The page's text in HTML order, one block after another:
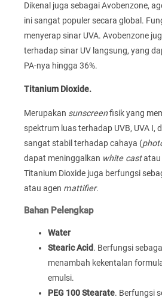
Dikenal juga sebagai Avobenzone,
ini sangat populer secara global.
menyerap sinar UVA. Avobenzone
terhadap sinar UV langsung, yang
PA-nya hingga 36%.
Titanium Dioxide.
Merupakan sunscreenfisik yang
spektrum luas terhadap UVB, UVA I,
sangat stabil terhadap cahaya (
dapat meninggalkan white castatau
Titanium Dioxide juga berfungsi
atau agen mattifier.
Bahan Pelengkap
Water
Stearic Acid. Berfungsi
menambah kekentalan
emulsi.
PEG 100 Stearate. Berfungsi